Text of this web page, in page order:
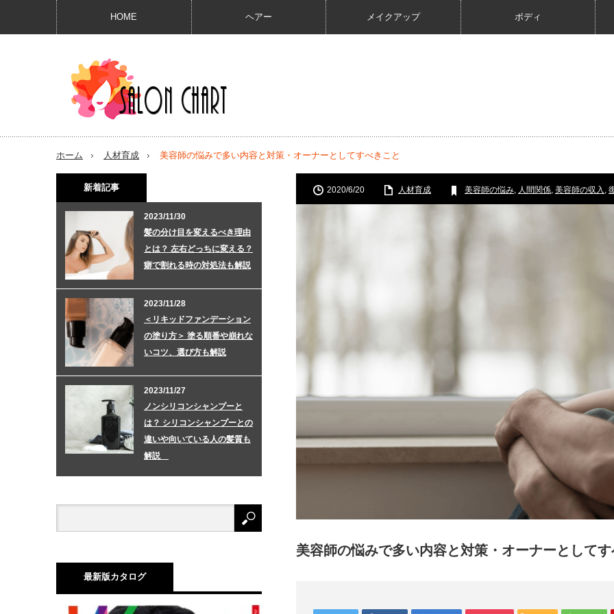
HOME ヘアー メイクアップ ボディ
ホーム 人材育成 美容師の悩みで多い内容と対策・オーナーとしてすべきこと
2020/6/20 人材育成 美容師の悩み, 人間関係, 美容師の収入 ,
美容師の悩みで多い内容と対策・オーナーとして
新着記事
2023/11/30
髪の分け目を変えるべき理由
とは？ 左右どっちに変える？
癖で割れる時の対処法も解説
2023/11/28
＜リキッドファンデーション
の塗り方＞ 塗る順番や崩れな
いコツ、選び方も解説
2023/11/27
ノンシリコンシャンプーと
は？ シリコンシャンプーとの
違いや向いている人の髪質も
解説
最新版カタログ